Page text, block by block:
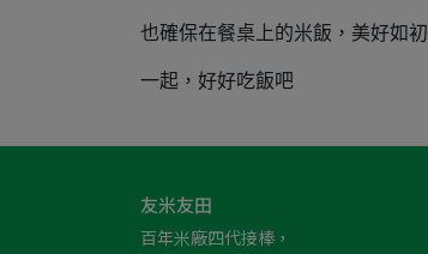
也確保在餐桌上的米飯，美好如初
⼀起，好好吃飯吧
友米友田
百年米廠四代接棒，